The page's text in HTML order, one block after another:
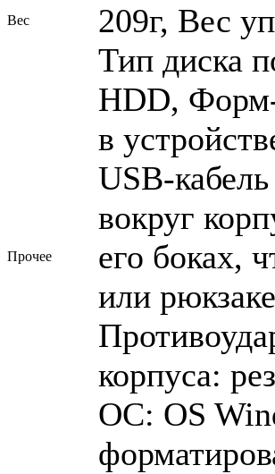
Вес 209г, Вес
Прочее
Тип диска
HDD, Форм-
в
USB-
вокруг
его боках,
или
корпуса:
ОС: ОS